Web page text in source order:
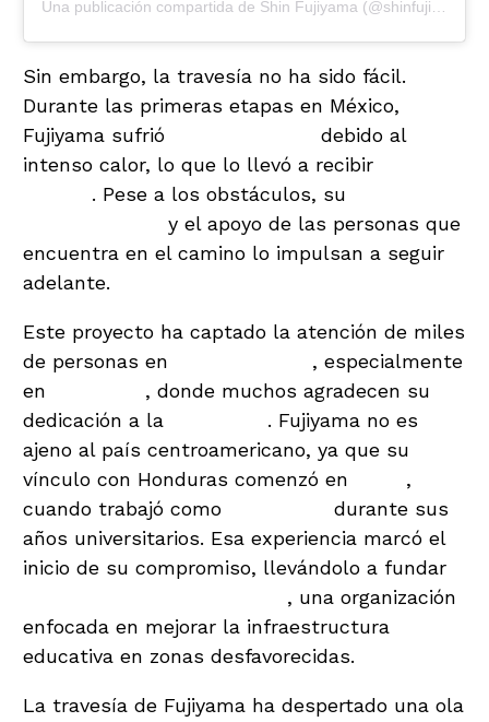
Una publicación compartida de Shin Fujiyama (@shinfujiyama)
Sin embargo, la travesía no ha sido fácil.
Durante las primeras etapas en México,
Fujiyama sufrió
debido al
intenso calor, lo que lo llevó a recibir
. Pese a los obstáculos, su
y el apoyo de las personas que
encuentra en el camino lo impulsan a seguir
adelante.
Este proyecto ha captado la atención de miles
de personas en
, especialmente
en
, donde muchos agradecen su
dedicación a la
. Fujiyama no es
ajeno al país centroamericano, ya que su
vínculo con Honduras comenzó en
,
cuando trabajó como
durante sus
años universitarios. Esa experiencia marcó el
inicio de su compromiso, llevándolo a fundar
, una organización
enfocada en mejorar la infraestructura
educativa en zonas desfavorecidas.
La travesía de Fujiyama ha despertado una ola